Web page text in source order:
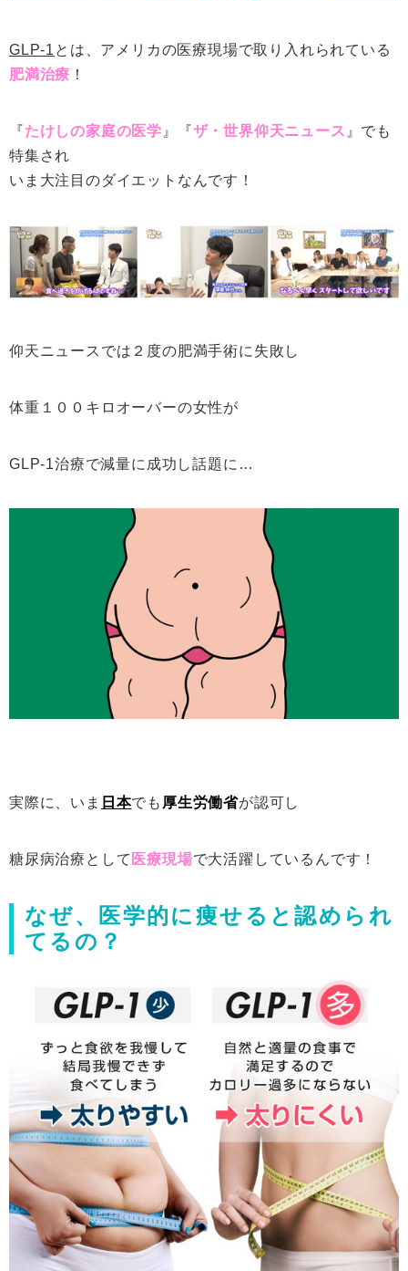
GLP-1 とは、アメリカの医療現場で取り入れられている
肥満治療 ！
『たけしの家庭の医学 』『ザ・世界仰天ニュース 』でも
特集され
いま大注目のダイエットなんです！
仰天ニュースでは２度の肥満手術に失敗し
体重１００キロオーバーの女性が
GLP-1治療で減量に成功し話題に…
実際に、いま 日本でも 厚生労働省が認可し
糖尿病治療として 医療現場で大活躍しているんです！
なぜ、医学的に痩せると認められ
てるの？